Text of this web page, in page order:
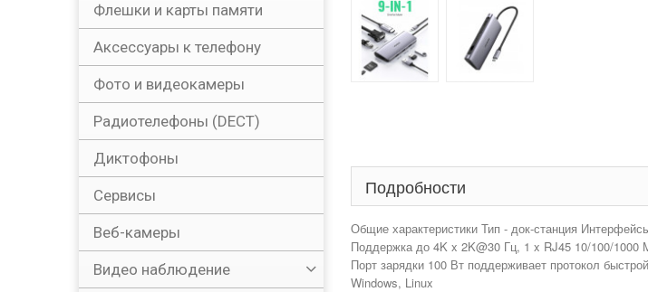
Подробности
Общие характеристики Тип - док-станция
Поддержка до 4K x 2K@30 Гц, 1 x RJ45 10/100/1000
Порт зарядки 100 Вт поддерживает протокол
Windows, Linux
Флешки и карты памяти
Аксессуары к телефону
Фото и видеокамеры
Радиотелефоны (DECT)
Диктофоны
Сервисы
Веб-камеры
Видео наблюдение